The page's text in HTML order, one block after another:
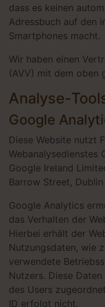
dass es keinen
Adressbuch auf den
Smartphones macht.
Wir haben einen
(AVV) mit dem oben
Analyse-
Google
Diese Website nutzt
Webanalysedienstes
Google Ireland
Barrow Street, Dublin
Google Analytics
das Verhalten der
Hierbei erhält der
Nutzungsdaten, wie
verwendete
Nutzers. Diese
des Users
ID erfolgt nicht.